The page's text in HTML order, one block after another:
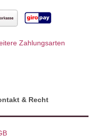
Zahlungsarten
& Recht